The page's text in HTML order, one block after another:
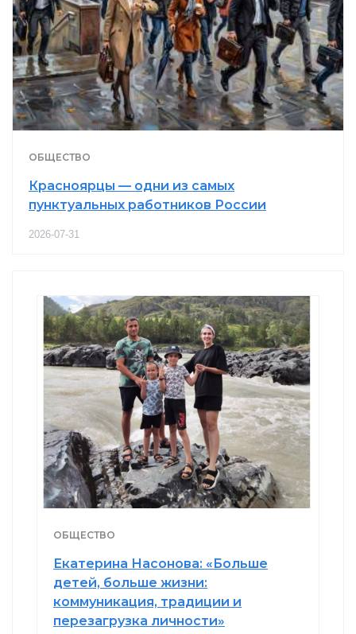
ОБЩЕСТВО
Красноярцы — одни из самых
пунктуальных работников России
2026-07-31
ОБЩЕСТВО
Екатерина Насонова: «Больше
детей, больше жизни:
коммуникация, традиции и
перезагрузка личности»